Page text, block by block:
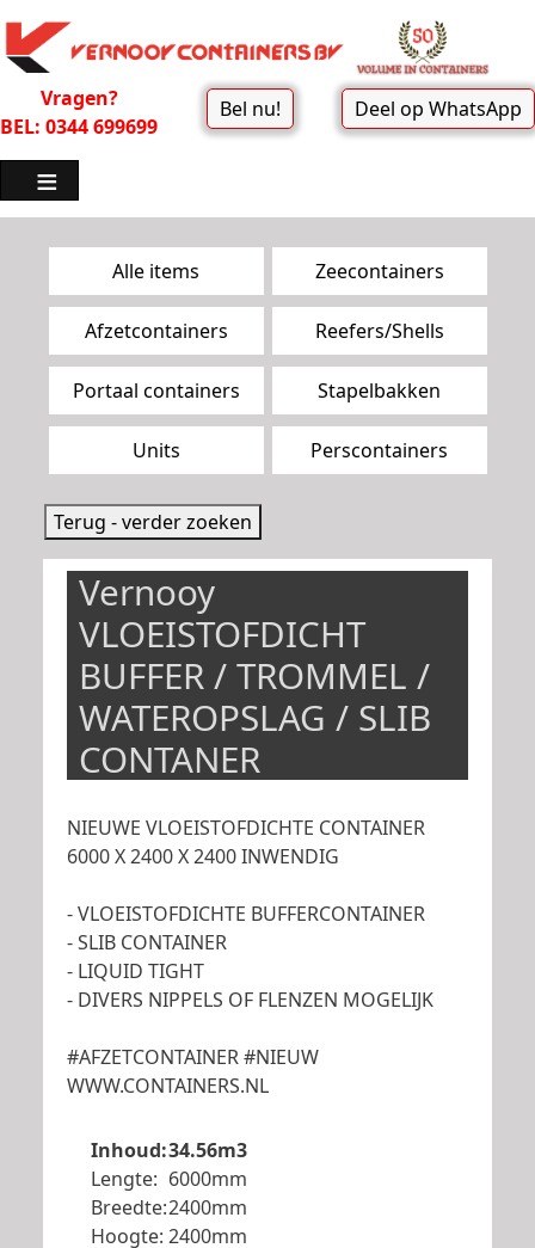
Vragen?
BEL: 0344 699699
Bel nu! Deel op WhatsApp
Zoekpagina menu
Alle items Zeecontainers
Afzetcontainers Reefers/Shells
Portaal containers Stapelbakken
Units Perscontainers
Terug - verder zoeken
Vernooy
VLOEISTOFDICHT
BUFFER / TROMMEL /
WATEROPSLAG / SLIB
CONTANER
NIEUWE VLOEISTOFDICHTE CONTAINER
6000 X 2400 X 2400 INWENDIG
- VLOEISTOFDICHTE BUFFERCONTAINER
- SLIB CONTAINER
- LIQUID TIGHT
- DIVERS NIPPELS OF FLENZEN MOGELIJK
#AFZETCONTAINER #NIEUW
WWW.CONTAINERS.NL
Inhoud:34.56m3
Lengte: 6000mm
Breedte:2400mm
Hoogte: 2400mm